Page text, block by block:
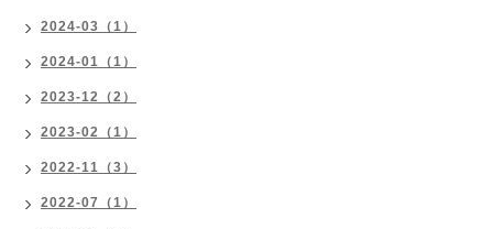
2024-03（1）
2024-01（1）
2023-12（2）
2023-02（1）
2022-11（3）
2022-07（1）